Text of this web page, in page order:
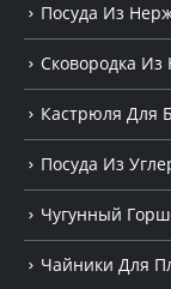
Посуда Из
Сковородка
Кастрюля Для
Посуда Из
Чугунный
Чайники Для